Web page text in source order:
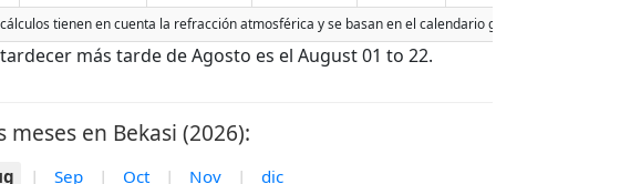
tienen en cuenta la refracción atmosférica y se basan en el calendario gregoriano. La fecha
más tarde de Agosto es el August 01 to 22.
en Bekasi (2026):
| Sep | Oct | Nov | dic